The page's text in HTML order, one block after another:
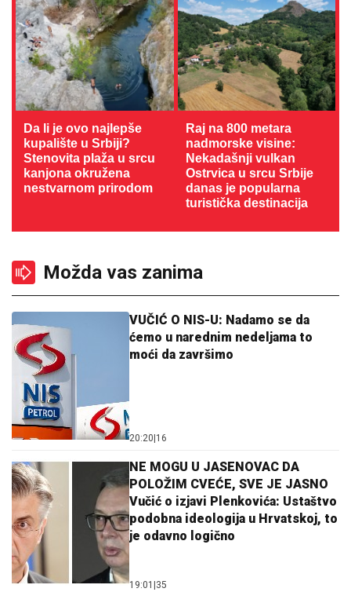
Da li je ovo najlepše
kupalište u Srbiji?
Stenovita plaža u srcu
kanjona okružena
nestvarnom prirodom
Raj na 800 metara
nadmorske visine:
Nekadašnji vulkan
Ostrvica u srcu Srbije
danas je popularna
turistička destinacija
Možda vas zanima
VUČIĆ O NIS-U: Nadamo se da
ćemo u narednim nedeljama to
moći da završimo
20:20 16
NE MOGU U JASENOVAC DA
POLOŽIM CVEĆE, SVE JE JASNO
Vučić o izjavi Plenkovića: Ustaštvo
podobna ideologija u Hrvatskoj, to
je odavno logično
19:01 35